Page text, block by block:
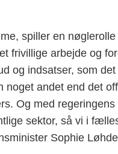
spiller en
frivillige arbejde og
og indsatser, som
noget andet end det
Og med
sektor, så vi i
Sophie Løhde